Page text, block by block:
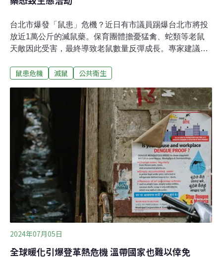
台北市爆發「鼠患」危機？近日有市議員踢爆台北市將投
放近1萬公斤的滅鼠藥。保育團體擔憂猛禽、蛇類等老鼠
天敵因此受害，最終導致老鼠數量反彈成長。專家建議，
制，加強環境衛生管理，確保老鼠族群數量波動可控。防
初確診漢他病毒後死亡，3月新北市出現全國第二例漢他
病毒個案，經治療後已出院。台北市議員林亮君揭露，台
北市政府已在部分區域如公園投放老鼠藥，目前北市府已
用6462公斤老鼠藥，又緊急採購4750公斤，總共約1萬公
斤。投放老鼠藥，也引起生態疑慮。為野生動物而走行動
聯盟、台灣爬行類動物保育協會及台灣猛禽研究會等保育
團體，今（5）日召開聯合記者會指出，以化學藥劑為核
心的策略無法有效控制鼠患，反而可能透過食物鏈累積效
應，對都市生態與家養寵物帶來長期系統性的風險。政策
應納入生態、公共衛生、獸醫等多方專業整合
鼠患危機 滅鼠 公共衛生
2024年07月05日
全球暖化引爆登革熱危機 溫帶國家也難以倖免